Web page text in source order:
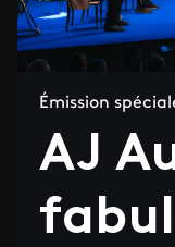
Émission
AJ